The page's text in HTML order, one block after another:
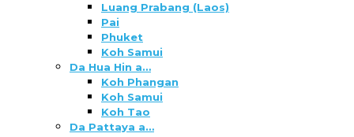
Luang Prabang (Laos)
Pai
Phuket
Koh Samui
Da Hua Hin a…
Koh Phangan
Koh Samui
Koh Tao
Da Pattaya a…